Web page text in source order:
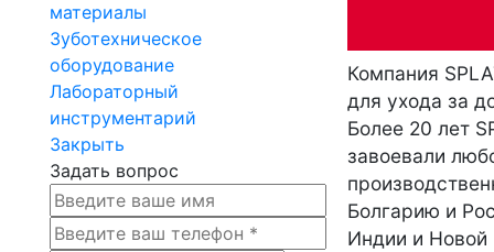
материалы
Зуботехническое
оборудование
Лабораторный
инструментарий
Закрыть
Задать вопрос
Компания
для ухода за
Более 20 лет
завоевали
Болгарию и
Индии и Новой